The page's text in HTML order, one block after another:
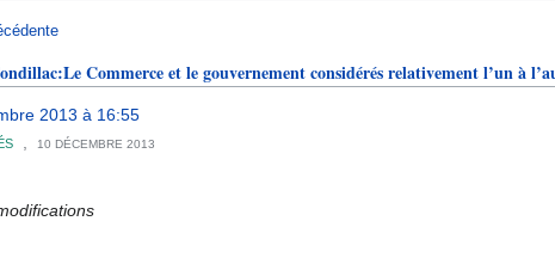
Commerce et le gouvernement considérés relativement l’un à
2013 à 16:55
10 DÉCEMBRE 2013